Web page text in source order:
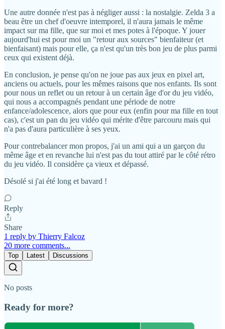
Une autre donnée n'est pas à négliger aussi : la nostalgie. Zelda 3 a
beau être un chef d'oeuvre intemporel, il n'aura jamais le même
impact sur ma fille, que sur moi et mes potes à l'époque. Y jouer
aujourd'hui est pour moi un "retour aux sources" bienfaiteur (et
bienfaisant) mais pour elle, ça n'est qu'un très bon jeu de plus parmi
ceux qui existent déjà.
En conclusion, je pense qu'on ne joue pas aux jeux en pixel art,
anciens ou actuels, pour les mêmes raisons que nos enfants. Ils sont
pour nous un reflet ou un retour à un certain âge d'or du jeu vidéo,
qui nous a accompagnés pendant une période de notre
enfance/adolescence, alors que pour eux (enfin pour ma fille en tout
cas), c'est un pan du jeu vidéo qui mérite d'être parcouru mais qui
n'a pas d'aura particulière à ses yeux.
Pour contrebalancer mon propos, j'ai un ami qui a un garçon du
même âge et en revanche lui n'est pas du tout attiré par le côté rétro
du jeu vidéo. Il considère ça vieux et dépassé.
Désolé si j'ai été long et bavard !
Reply
Share
1 reply by Thierry Falcoz
20 more comments...
Top Latest Discussions
No posts
Ready for more?